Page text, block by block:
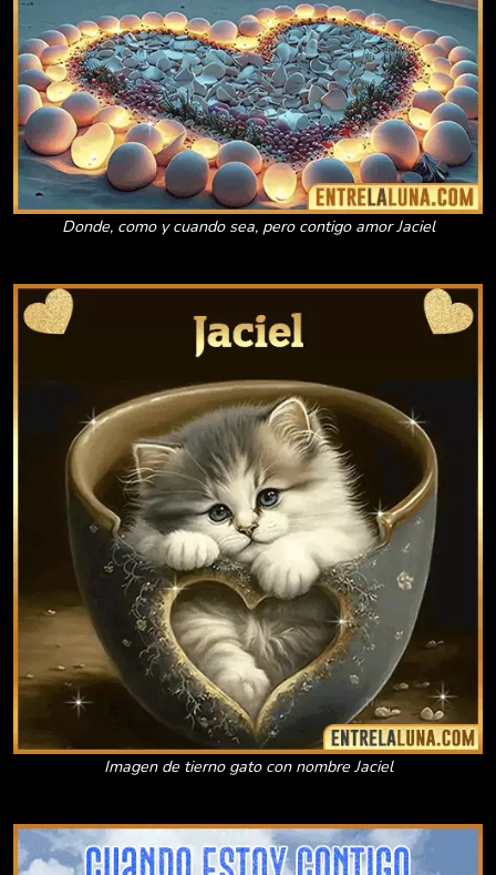
Donde, como y cuando sea, pero contigo amor Jaciel
Imagen de tierno gato con nombre Jaciel